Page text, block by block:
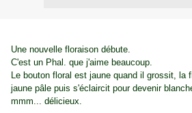
Une nouvelle floraison débute.
C'est un Phal. que j'aime beaucoup.
Le bouton floral est jaune quand il grossit, la
jaune pâle puis s'éclaircit pour devenir
mmm... délicieux.